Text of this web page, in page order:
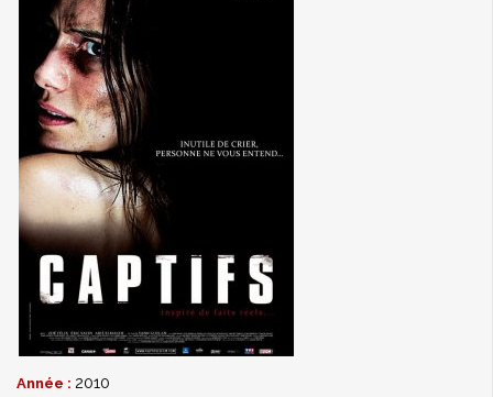
Année : 2010